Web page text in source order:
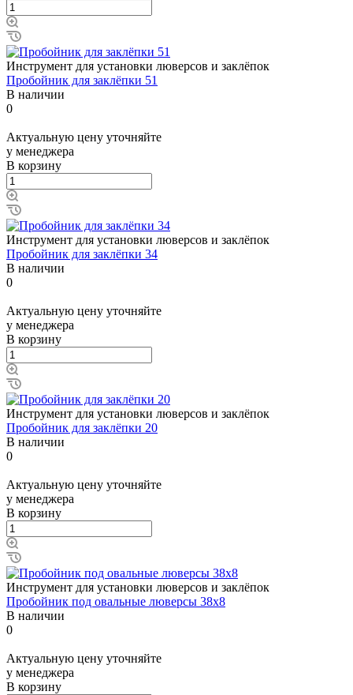
Инструмент для установки люверсов и заклёпок
Пробойник для заклёпки 51
В наличии
0
Актуальную цену уточняйте
у менеджера
В корзину
Инструмент для установки люверсов и заклёпок
Пробойник для заклёпки 34
В наличии
0
Актуальную цену уточняйте
у менеджера
В корзину
Инструмент для установки люверсов и заклёпок
Пробойник для заклёпки 20
В наличии
0
Актуальную цену уточняйте
у менеджера
В корзину
Инструмент для установки люверсов и заклёпок
Пробойник под овальные люверсы 38x8
В наличии
0
Актуальную цену уточняйте
у менеджера
В корзину